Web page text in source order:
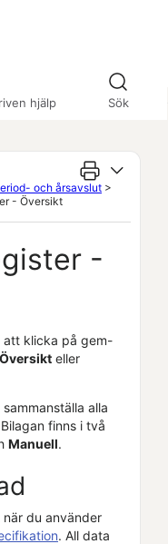
hjälp Sök
och årsavslut >
- Översikt
-
att klicka på gem-
eller
alla
finns i två
Manuell.
du använder
. All data